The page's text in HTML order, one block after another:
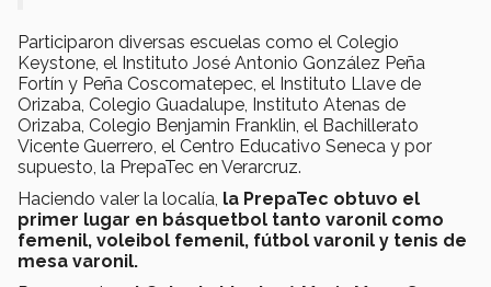
Participaron diversas escuelas como el Colegio
Keystone, el Instituto José Antonio González Peña
Fortín y Peña Coscomatepec, el Instituto Llave de
Orizaba, Colegio Guadalupe, Instituto Atenas de
Orizaba, Colegio Benjamin Franklin, el Bachillerato
Vicente Guerrero, el Centro Educativo Seneca y por
supuesto, la PrepaTec en Verarcruz.
Haciendo valer la localía, la PrepaTec obtuvo el
primer lugar en básquetbol tanto varonil como
femenil, voleibol femenil, fútbol varonil y tenis de
mesa varonil.